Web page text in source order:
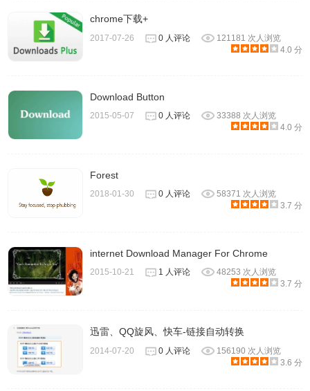
chrome下载+
2017-07-26 0 人评论
121181 次人浏览
4.0 分
Download Button
2015-05-07 0 人评论
33388 次人浏览
4.0 分
Forest
2018-01-30 0 人评论
58371 次人浏览
3.7 分
internet Download Manager For Chrome
2015-10-21 1 人评论
48253 次人浏览
3.7 分
迅雷、QQ旋风、快车-链接自动转换
2014-07-20 0 人评论
156190 次人浏览
3.6 分